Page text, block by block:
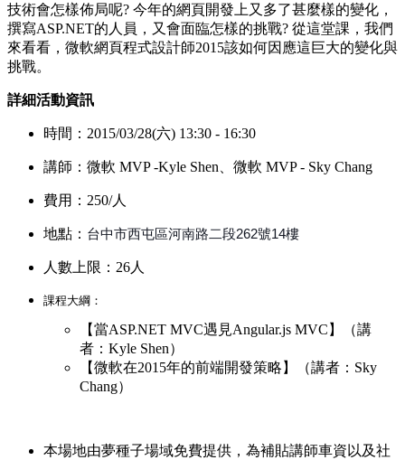
技術會怎樣佈局呢? 今年的網頁開發上又多了甚麼樣的變化，
撰寫ASP.NET的人員，又會面臨怎樣的挑戰? 從這堂課，我們
來看看，微軟網頁程式設計師2015該如何因應這巨大的變化與
挑戰。
詳細活動資訊
時間：2015/03/28(六) 13:30 - 16:30
講師： 微軟 MVP -Kyle Shen、微軟 MVP - Sky Chang
費用：250/人
地點： 台中市西屯區河南路二段262號14樓
人數上限：26人
課程大綱：
【當ASP.NET MVC遇見Angular.js MVC 】（講
者： Kyle Shen）
【微軟在2015年的前端開發策略】（講者：Sky
Chang）
本場地由夢種子場域免費提供，為補貼講師車資以及社